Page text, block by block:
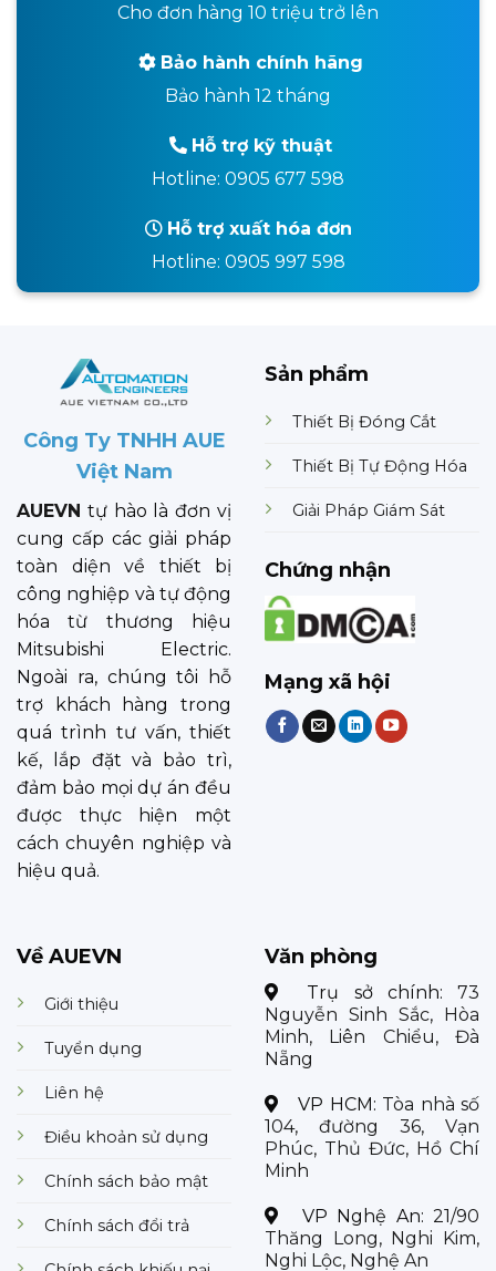
Cho đơn hàng 10 triệu trở lên
Bảo hành chính hãng
Bảo hành 12 tháng
Hỗ trợ kỹ thuật
Hotline: 0905 677 598
Hỗ trợ xuất hóa đơn
Hotline: 0905 997 598
Công Ty TNHH AUE
Việt Nam
AUEVN tự hào là đơn vị
cung cấp các giải pháp
toàn diện về thiết bị
công nghiệp và tự động
hóa từ thương hiệu
Mitsubishi Electric.
Ngoài ra, chúng tôi hỗ
trợ khách hàng trong
quá trình tư vấn, thiết
kế, lắp đặt và bảo trì,
đảm bảo mọi dự án đều
được thực hiện một
cách chuyên nghiệp và
hiệu quả.
Sản phẩm
Thiết Bị Đóng Cắt
Thiết Bị Tự Động Hóa
Giải Pháp Giám Sát
Chứng nhận
Mạng xã hội
Về AUEVN
Giới thiệu
Tuyển dụng
Liên hệ
Điều khoản sử dụng
Chính sách bảo mật
Chính sách đổi trả
Văn phòng
Trụ sở chính: 73
Nguyễn Sinh Sắc, Hòa
Minh, Liên Chiểu, Đà
Nẵng
VP HCM: Tòa nhà số
104, đường 36, Vạn
Phúc, Thủ Đức, Hồ Chí
Minh
VP Nghệ An: 21/90
Thăng Long, Nghi Kim,
Nghi Lộc, Nghệ An